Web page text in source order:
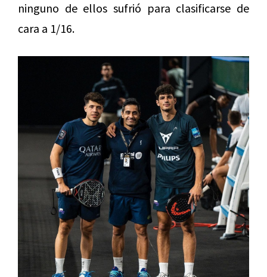
ninguno de ellos sufrió para clasificarse de
cara a 1/16.